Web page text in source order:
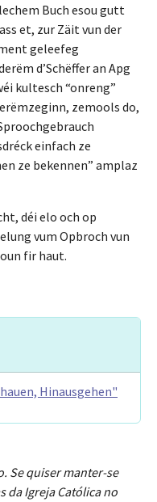
Buch esou gutt
et, zur Zäit vun der
geleefeg
d’Schëffer an Apg
kultesch “onreng”
zemools do,
einfach ze
ze bekennen” amplaz
déi elo och op
vum Opbroch vun
fir haut.
Hinausgehen"
Se quiser manter-se
da Igreja Católica no